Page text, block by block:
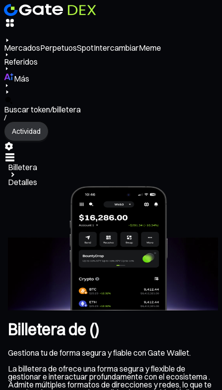
MercadosPerpetuosSpotIntercambiarMeme
Referidos
Más
Buscar token/billetera
/
Actividad
Billetera
Detalles
Billetera de ()
Gestiona tu de forma segura y fiable con Gate Wallet.
La billetera de ofrece una forma segura y flexible de
gestionar e interactuar profundamente con el ecosistema .
Admite múltiples formatos de direcciones y redes, lo que te